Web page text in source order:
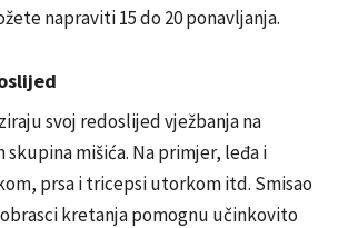
napraviti 15 do 20 ponavljanja.
svoj redoslijed vježbanja na
mišića. Na primjer, leđa i
prsa i tricepsi utorkom itd. Smisao
kretanja pomognu učinkovito